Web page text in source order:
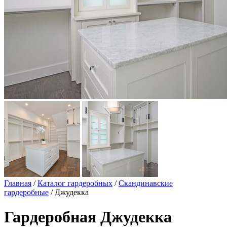
Главная /Каталог гардеробных /Скандинавские
гардеробные / Джудекка
Гардеробная Джудекка